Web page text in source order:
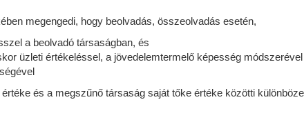
megengedi, hogy beolvadás, összeolvadás esetén,
a beolvadó társaságban, és
üzleti értékeléssel, a jövedelemtermelő képesség
és a megszűnő társaság saját tőke értéke közötti